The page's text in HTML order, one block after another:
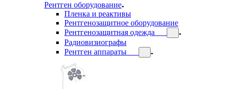
Рентген оборудование
Пленка и реактивы
Рентгенозащитное оборудование
Рентгенозащитная одежда
Радиовизиографы
Рентген аппараты